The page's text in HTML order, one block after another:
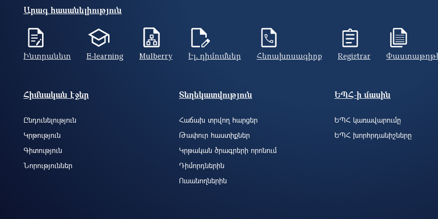
Արագ հասանելիություն
Ինտրանետ E-learning Mulberry Էլ. դիմումներ Հեռախոսագիրք Registrar
Footer site information
Հիմնական էջեր
Ընդունելություն
Կրթություն
Գիտություն
Նորություններ
Տեղեկատվություն
Հաճախ տրվող հարցեր
Թափուր հաստիքներ
Կրթական ծրագրերի որոնում
Դիմորդներին
Ուսանողներին
ԵՊՀ-ի մասին
ԵՊՀ կառավարումը
ԵՊՀ խորհրդանիշները